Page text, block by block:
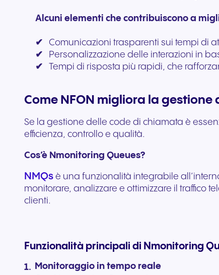
Alcuni elementi che contribuiscono a
✔Comunicazioni trasparenti sui tempi di
✔
Personalizzazione delle interazioni in
✔
Tempi di risposta più rapidi, che
Come NFON migliora la gestione
Se la gestione delle code di chiamata è
efficienza, controllo e qualità.
Cos’è Nmonitoring Queues?
NMQs è una funzionalità integrabile
monitorare, analizzare e ottimizzare il traffico
clienti.
Funzionalità principali di Nmonitoring
Monitoraggio in tempo reale